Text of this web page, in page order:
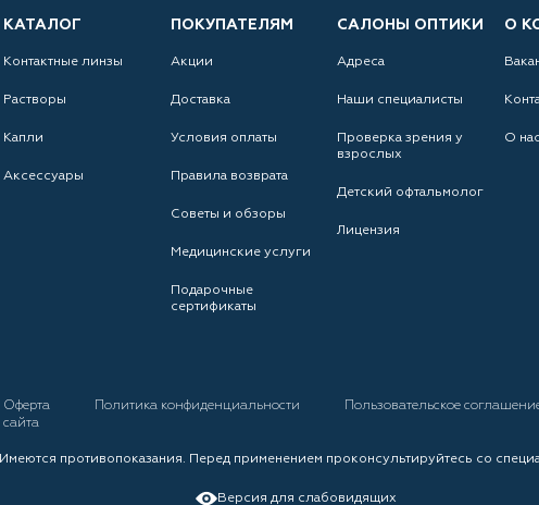
КАТАЛОГ
Контактные линзы
Растворы
Капли
Аксессуары
ПОКУПАТЕЛЯМ
Акции
Доставка
Условия оплаты
Правила возврата
Советы и обзоры
Медицинские услуги
Подарочные
сертификаты
САЛОНЫ ОПТИКИ
Адреса
Наши специалисты
Проверка зрения у
взрослых
Детский офтальмолог
Лицензия
О
О нас
Оферта Политика конфиденциальности Пользовательское
сайта
Имеются противопоказания. Перед применением проконсультируйтесь со
Версия для слабовидящих